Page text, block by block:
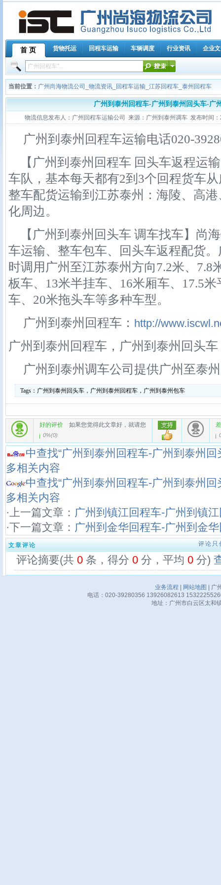
首 页 货物托运 回程车运输 车辆调度 行业资讯 企业
当前位置： 广州尚海物流公司 物流资讯 回程车运输 江苏回程车 泰州回程车
广州到泰州回程车-广州到泰州回头车-广
物流信息发布人：广州回程车运输公司 来源：广州到泰州调车 发布时间
广州到泰州回程车运输电话020-
【广州到泰州回程车 回头车返程运
车队，基本每天都有2到3个回程货车
整车配货运输到江苏泰州：海陵、高
化周边。
【广州到泰州回头车 调车找车】尚
车运输、整车包车、回头车返程配货
时调用广州至江苏泰州方向7.2米、7.8
板车、13米半挂车、16米厢车、17.5
车、20米拖头车等多种车型。
广州到泰州回程车： http://
广州到泰州回程车，广州到泰州回头
广州到泰州调车公司提供广州至泰
Tags： 广州到泰州回头车，广州到泰州回程车，广州到泰州包车
好的评价 如果您觉得此文章好，就请您
0%(0)
中查找“广州到泰州回程车-广州到泰州
多相关内容
中查找“广州到泰州回程车-广州到泰州
多相关内容
·上一篇文章： 广州到镇江回程车-广州到镇
·下一篇文章： 广州到金华回程车-广州到金
文章评论 评论只
评论摘要(共 0 条，得分 0 分，平均 0 分)
业务流程 网站地图
| 广
电话：020-39280356 13926082613
地址：广州市白云区太和